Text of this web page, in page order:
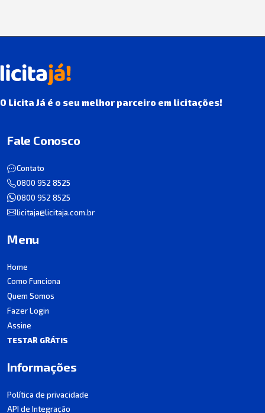
O Licita Já é o seu melhor parceiro em licitações!
Fale Conosco
Contato
0800 952 8525
0800 952 8525
licitaja@licitaja.com.br
Menu
Home
Como Funciona
Quem Somos
Fazer Login
Assine
TESTAR GRÁTIS
Informações
Política de privacidade
API de Integração